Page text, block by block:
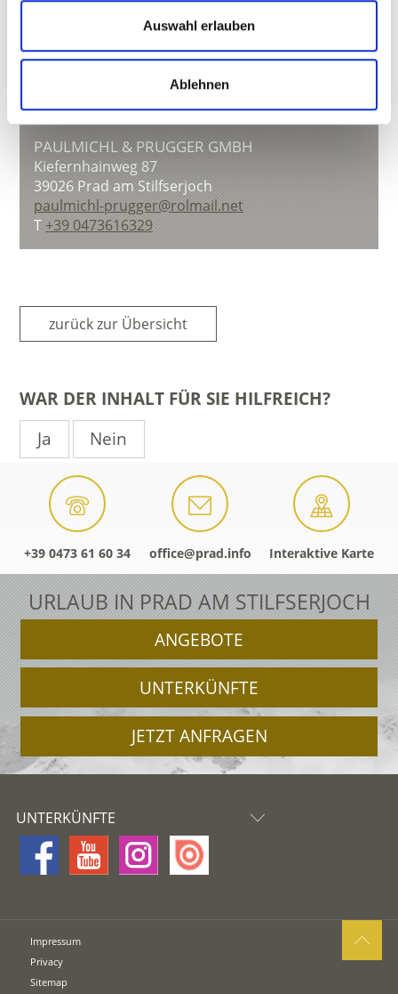
Auswahl erlauben
Ablehnen
PAULMICHL & PRUGGER GMBH
Kiefernhainweg 87
39026 Prad am Stilfserjoch
paulmichl-prugger@rolmail.net
T +39 0473616329
zurück zur Übersicht
WAR DER INHALT FÜR SIE HILFREICH?
Ja
Nein
+39 0473 61 60 34 office@prad.info Interaktive Karte
URLAUB IN PRAD AM STILFSERJOCH
ANGEBOTE
UNTERKÜNFTE
JETZT ANFRAGEN
UNTERKÜNFTE
Impressum
Privacy
Sitemap